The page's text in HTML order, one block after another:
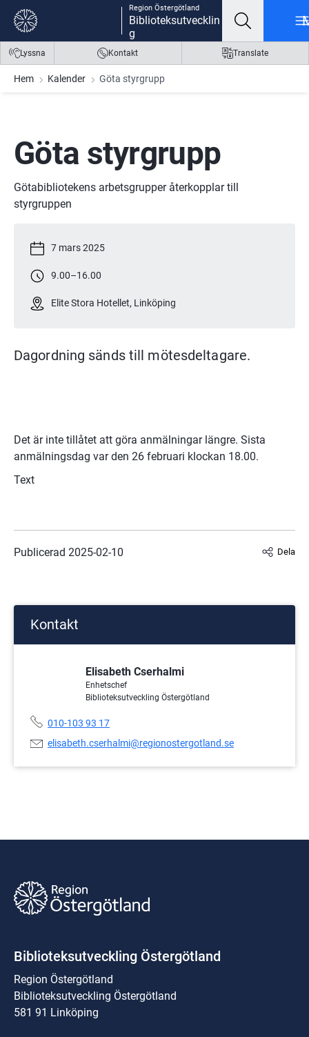
Gå till innehåll
Gå till meny
Gå till sidfot
Region Östergötland
Biblioteksutvecklin
g
Lyssna Kontakt Translate
Hem Kalender Göta styrgrupp
Göta styrgrupp
Götabibliotekens arbetsgrupper återkopplar till
styrgruppen
7 mars 2025
9.00–16.00
Elite Stora Hotellet, Linköping
Dagordning sänds till mötesdeltagare.
Det är inte tillåtet att göra anmälningar längre. Sista
anmälningsdag var den 26 februari klockan 18.00.
Text
Publicerad 2025-02-10 Dela
Kontakt
Elisabeth Cserhalmi
Enhetschef
Biblioteksutveckling Östergötland
Telefonnummer:
010-103 93 17
E-
elisabeth.cserhalmi@regionostergotland.se
Biblioteksutveckling Östergötland
Region Östergötland
Biblioteksutveckling Östergötland
581 91 Linköping